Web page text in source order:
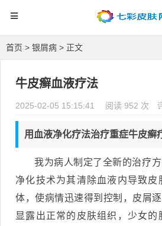
首页 > 银屑病 > 正文
牛皮癣血液疗法
2025-02-05 15:15:41 阅读 952 次
用血液净化疗法治疗重症牛皮癣
我为病人制定了全新的治疗
净化技术为其清除血液内导致皮
体，使病情迅速得到控制，皮屑
显露出正常的皮肤组织，少女的